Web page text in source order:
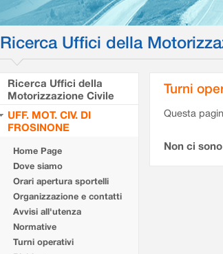
Ricerca Uffici della
Ricerca Uffici della
Motorizzazione Civile
UFF. MOT. CIV. DI
FROSINONE
Home Page
Dove siamo
Orari apertura sportelli
Organizzazione e contatti
Avvisi all'utenza
Normative
Turni operativi
Turni
Questa
Non ci